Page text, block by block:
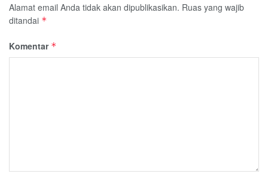
Alamat email Anda tidak akan dipublikasikan. Ruas yang wajib
ditandai *
Komentar *